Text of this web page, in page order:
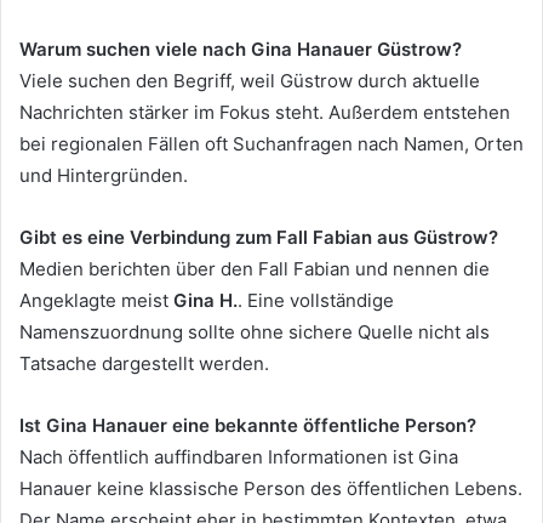
Warum suchen viele nach Gina Hanauer Güstrow?
Viele suchen den Begriff, weil Güstrow durch aktuelle
Nachrichten stärker im Fokus steht. Außerdem entstehen
bei regionalen Fällen oft Suchanfragen nach Namen, Orten
und Hintergründen.
Gibt es eine Verbindung zum Fall Fabian aus Güstrow?
Medien berichten über den Fall Fabian und nennen die
Angeklagte meist Gina H.. Eine vollständige
Namenszuordnung sollte ohne sichere Quelle nicht als
Tatsache dargestellt werden.
Ist Gina Hanauer eine bekannte öffentliche Person?
Nach öffentlich auffindbaren Informationen ist Gina
Hanauer keine klassische Person des öffentlichen Lebens.